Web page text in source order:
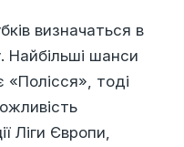
визначаться в
Найбільші шанси
тоді
Ліги Європи,